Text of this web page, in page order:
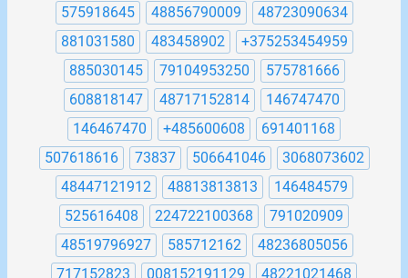
575918645 48856790009
48723090634
881031580
483458902
+375253454959
885030145
79104953250
575781666
608818147
48717152814
146747470
146467470
+485600608
691401168
507618616
73837 506641046
3068073602
48447121912
48813813813
146484579
525616408
224722100368
791020909
48519796927
585712162
48236805056
717152823
008152191129
48221021468